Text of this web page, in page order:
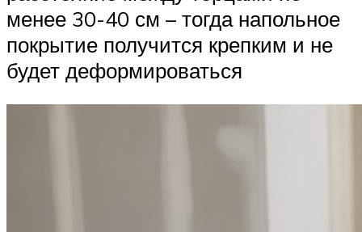
менее 30-40 см – тогда напольное
покрытие получится крепким и не
будет деформироваться